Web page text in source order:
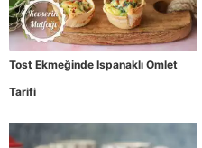
Tost Ekmeğinde Ispanaklı Omlet
Tarifi